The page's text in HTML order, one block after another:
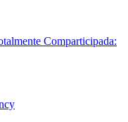
Comparticipada: